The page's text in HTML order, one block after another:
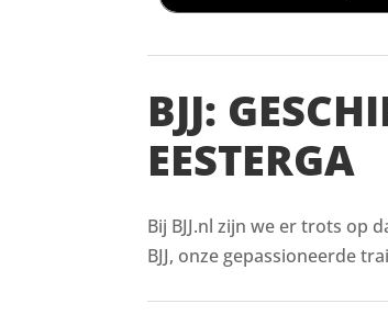
BJJ:
EESTERGA
Bij BJJ.nl zijn we er trots op
BJJ, onze gepassioneerde